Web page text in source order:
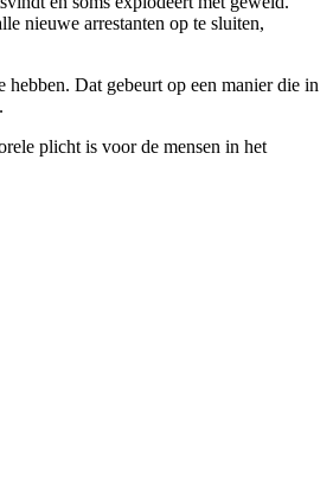
nieuwe arrestanten op te sluiten,
Dat gebeurt op een manier die in
plicht is voor de mensen in het